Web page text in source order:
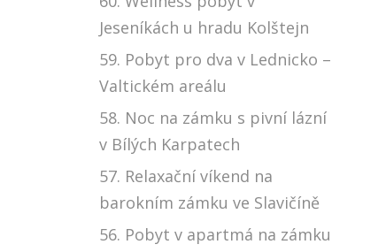
Jeseníkách u hradu Kolštejn
59. Pobyt pro dva v Lednicko –
Valtickém areálu
58. Noc na zámku s pivní lázní
v Bílých Karpatech
57. Relaxační víkend na
barokním zámku ve Slavičíně
56. Pobyt v apartmá na zámku